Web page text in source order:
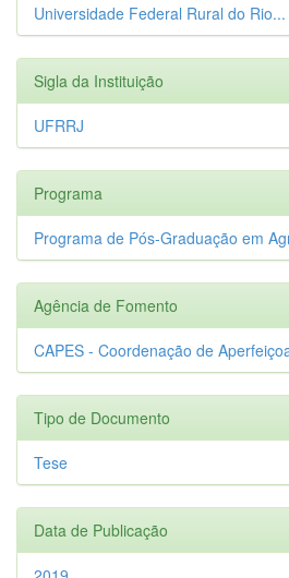
Universidade Federal Rural do Rio...
Sigla da Instituição
UFRRJ
Programa
Programa de Pós-Graduação em
Agência de Fomento
CAPES - Coordenação de
Tipo de Documento
Tese
Data de Publicação